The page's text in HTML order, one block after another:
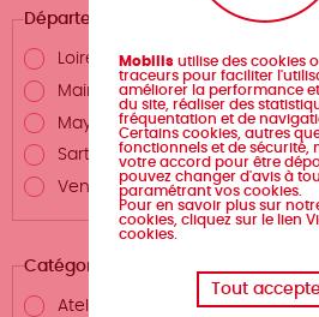
Département
Loire-Atlantique
Maine-et-Loire
Mayenne
Sarthe
Vendée
Catégories
Atelier d'écriture
Mobilis utilise des cookies
traceurs pour faciliter
améliorer la performance
du site, réaliser des
fréquentation et de
Certains cookies, autres
fonctionnels et de sécurité,
votre accord pour être
pouvez changer d'avis à
paramétrant vos cookies.
Pour en savoir plus sur
cookies, cliquez sur le lien
cookies.
Tout